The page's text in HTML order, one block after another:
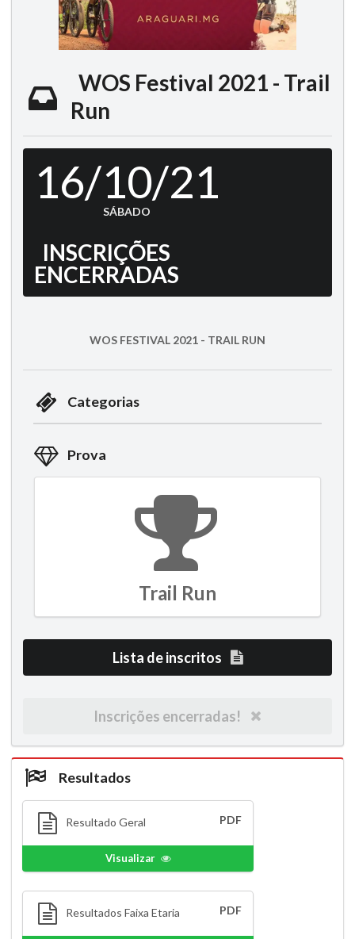
WOS Festival 2021 - Trail
Run
16/10/21
SÁBADO
INSCRIÇÕES
ENCERRADAS
WOS FESTIVAL 2021 - TRAIL RUN
Categorias
Prova
Trail Run
Lista de inscritos
Inscrições encerradas!
Resultados
Resultado Geral PDF
Visualizar
Resultados Faixa Etaria PDF